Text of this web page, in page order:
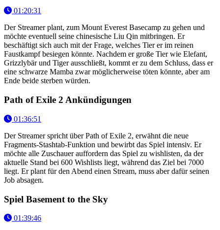
01:20:31
Der Streamer plant, zum Mount Everest Basecamp zu gehen und
möchte eventuell seine chinesische Liu Qin mitbringen. Er
beschäftigt sich auch mit der Frage, welches Tier er im reinen
Faustkampf besiegen könnte. Nachdem er große Tier wie Elefant,
Grizzlybär und Tiger ausschließt, kommt er zu dem Schluss, dass er
eine schwarze Mamba zwar möglicherweise töten könnte, aber am
Ende beide sterben würden.
Path of Exile 2 Ankündigungen
01:36:51
Der Streamer spricht über Path of Exile 2, erwähnt die neue
Fragments-Stashtab-Funktion und bewirbt das Spiel intensiv. Er
möchte alle Zuschauer auffordern das Spiel zu wishlisten, da der
aktuelle Stand bei 600 Wishlists liegt, während das Ziel bei 7000
liegt. Er plant für den Abend einen Stream, muss aber dafür seinen
Job absagen.
Spiel Basement to the Sky
01:39:46